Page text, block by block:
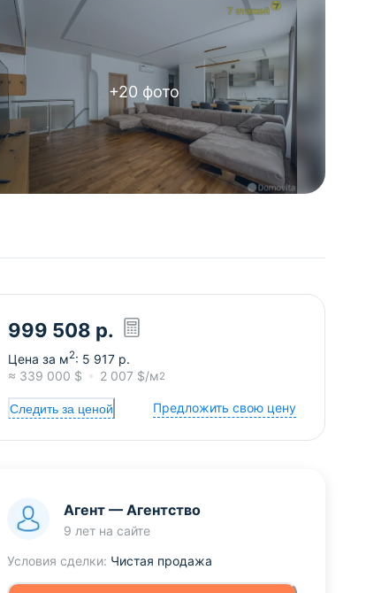
+20 фото
999 508 р.
Цена за м2: 5 917 р.
≈ 339 000 $ 2 007 $/м2
Следить за ценой Предложить свою цену
Агент — Агентство
9 лет на сайте
Условия сделки: Чистая продажа